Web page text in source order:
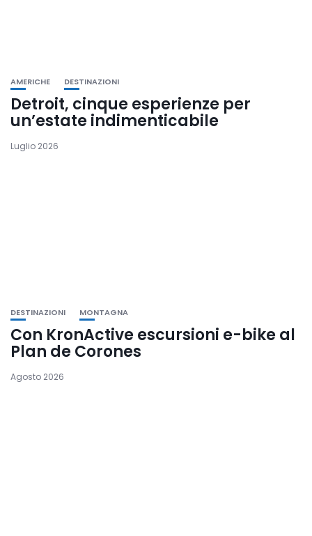
AMERICHE DESTINAZIONI
Detroit, cinque esperienze per
un’estate indimenticabile
Luglio 2026
DESTINAZIONI MONTAGNA
Con KronActive escursioni e-bike al
Plan de Corones
Agosto 2026